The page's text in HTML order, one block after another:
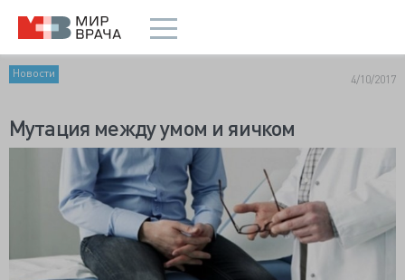
Новости 4/10/2017
Мутация между умом и яичком